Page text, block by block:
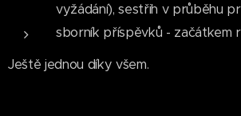
vyžádání), sestřih v průběhu
sborník příspěvků - začátkem
Ještě jednou díky všem.